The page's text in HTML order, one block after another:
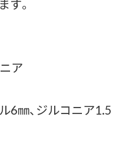
す。
ア
6㎜、ジルコニア1.5